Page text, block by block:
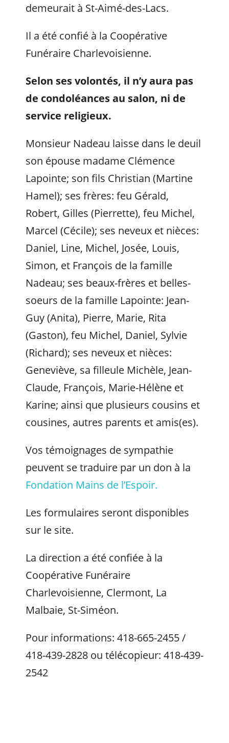
demeurait à St-Aimé-des-Lacs.
Il a été confié à la Coopérative
Funéraire Charlevoisienne.
Selon ses volontés, il n’y aura pas
de condoléances au salon, ni de
service religieux.
Monsieur Nadeau laisse dans le deuil
son épouse madame Clémence
Lapointe; son fils Christian (Martine
Hamel); ses frères: feu Gérald,
Robert, Gilles (Pierrette), feu Michel,
Marcel (Cécile); ses neveux et nièces:
Daniel, Line, Michel, Josée, Louis,
Simon, et François de la famille
Nadeau; ses beaux-frères et belles-
soeurs de la famille Lapointe: Jean-
Guy (Anita), Pierre, Marie, Rita
(Gaston), feu Michel, Daniel, Sylvie
(Richard); ses neveux et nièces:
Geneviève, sa filleule Michèle, Jean-
Claude, François, Marie-Hélène et
Karine; ainsi que plusieurs cousins et
cousines, autres parents et amis(es).
Vos témoignages de sympathie
peuvent se traduire par un don à la
Fondation Mains de l’Espoir.
Les formulaires seront disponibles
sur le site.
La direction a été confiée à la
Coopérative Funéraire
Charlevoisienne, Clermont, La
Malbaie, St-Siméon.
Pour informations: 418-665-2455 /
418-439-2828 ou télécopieur: 418-439-
2542